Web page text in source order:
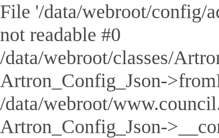
File '/data/webroot/config/
not readable #0
/data/webroot/classes/
Artron_Config_Json-
/data/webroot/
Artron_Config_Json-